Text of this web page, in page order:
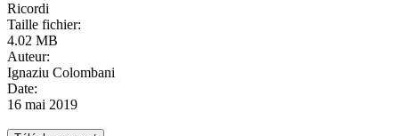
Ricordi
Taille fichier:
4.02 MB
Auteur:
Ignaziu Colombani
Date:
16 mai 2019